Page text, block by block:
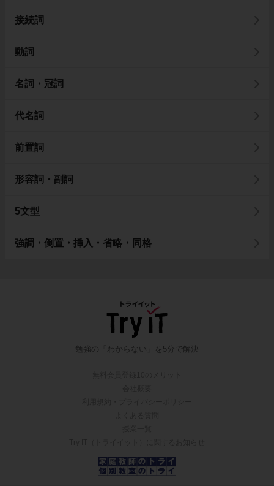
接続詞
動詞
名詞・冠詞
代名詞
前置詞
形容詞・副詞
5文型
強調・倒置・挿入・省略・同格
勉強の「わからない」を5分で解決